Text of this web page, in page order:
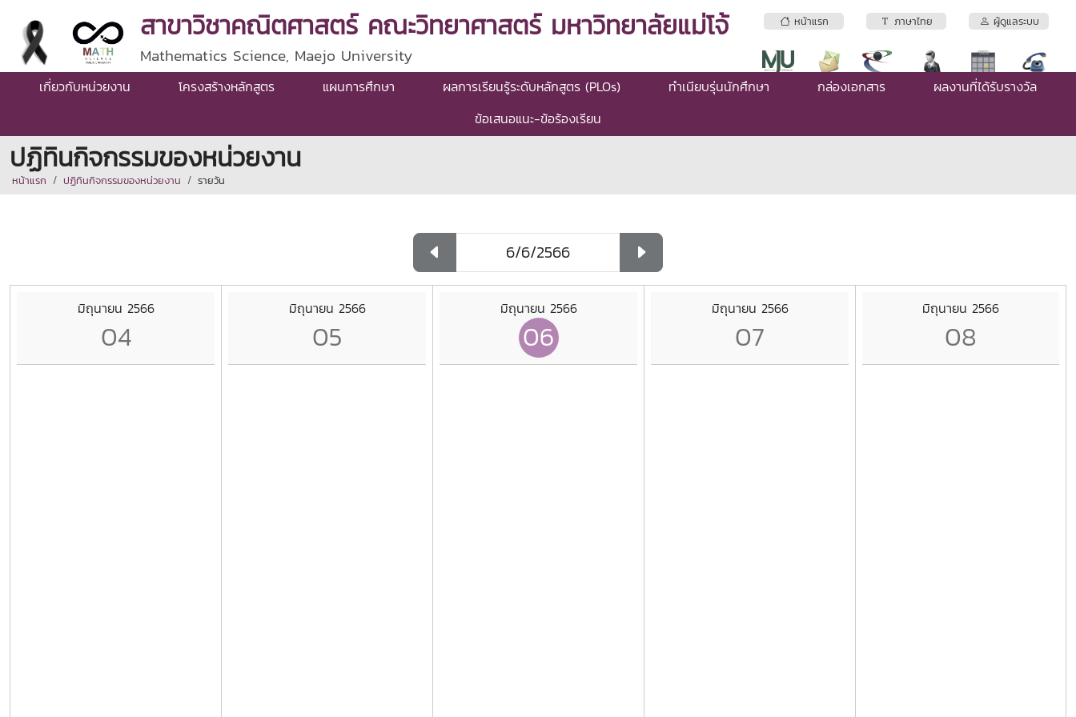
หน้าแรก ภาษาไทย ผู้ดูแลระบบ
สาขาวิชาคณิตศาสตร์ คณะวิทยาศาสตร์ มหาวิทยาลัยแม่โจ้
Mathematics Science, Maejo University
เกี่ยวกับหน่วยงาน โครงสร้างหลักสูตร แผนการศึกษา ผลการเรียนรู้ระดับหลักสูตร (PLOs) ทำเนียบรุ่นนักศึกษา กล่องเอกสาร
ผลงานที่ได้รับรางวัล
ข้อเสนอแนะ-ข้อร้องเรียน
ปฏิทินกิจกรรมของหน่วยงาน
หน้าแรก ปฏิทินกิจกรรมของหน่วยงาน รายวัน
มิถุนายน 2566
04
มิถุนายน 2566
05
มิถุนายน 2566
06
มิถุนายน 2566
07
มิถุนายน 2566
08